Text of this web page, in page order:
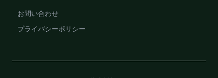
お問い合わせ
プライバシーポリシー